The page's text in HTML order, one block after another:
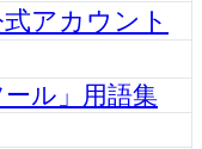
アカウント
ール」用語集